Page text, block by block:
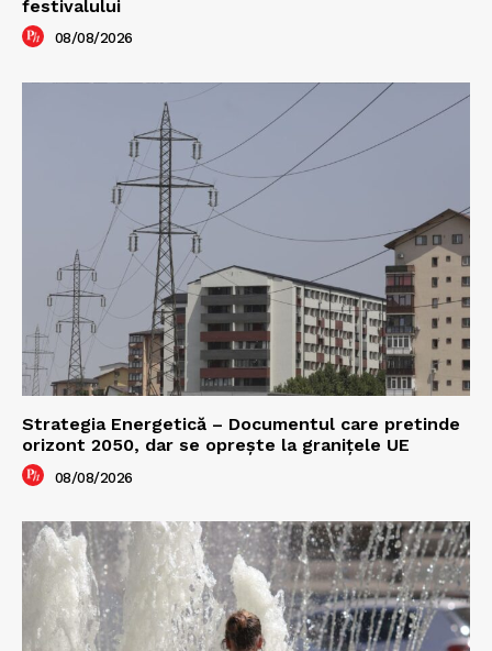
festivalului
08/08/2026
Strategia Energetică – Documentul care pretinde
orizont 2050, dar se oprește la granițele UE
08/08/2026